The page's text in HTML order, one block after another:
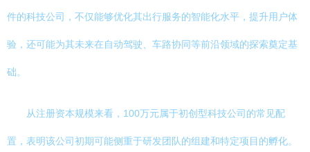
件的科技公司，不仅能够优化其出行服务的智能化水平，提升用户体
验，还可能为其未来在自动驾驶、车路协同等前沿领域的探索奠定基
础。
从注册资本规模来看，100万元属于初创型科技公司的常见配
置，表明该公司初期可能侧重于研发团队的组建和特定项目的孵化。